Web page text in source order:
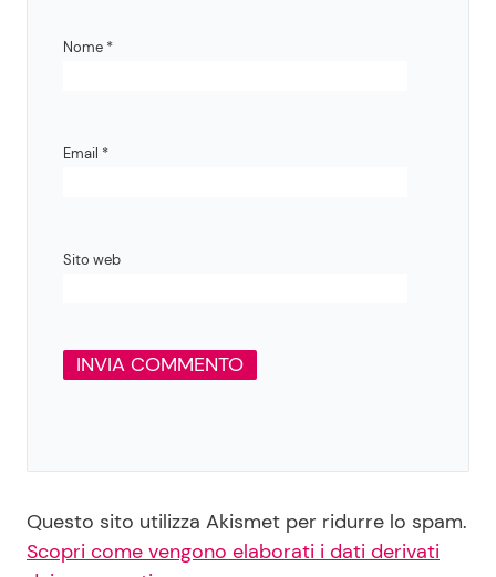
Nome *
Email *
Sito web
Questo sito utilizza Akismet per ridurre lo spam.
Scopri come vengono elaborati i dati derivati